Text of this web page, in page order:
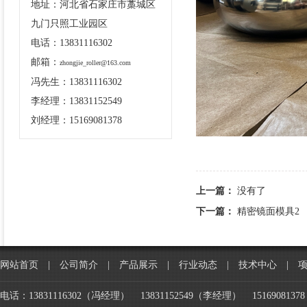
地址：河北省石家庄市藁城区
九门只照工业园区
电话：13831116302
邮箱： zhongjie_roller@163.com
冯先生：13831116302
李经理：13831152549
刘经理：15169081378
上一篇： 没有了
下一篇： 精密镜面模具2
网站首页 公司简介 | 产品展示 行业动态 | 技术中心
电话：13831116302（冯经理） 13831152549（李经理）